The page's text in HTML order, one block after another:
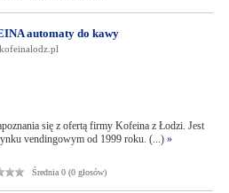
automaty do kawy
się z ofertą firmy Kofeina z Łodzi. Jest
vendingowym od 1999 roku. (...) »
Średnia 0 (0 głosów)